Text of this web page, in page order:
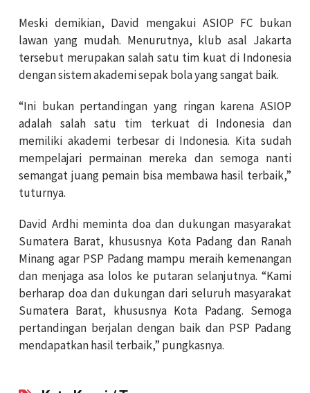
Meski demikian, David mengakui ASIOP FC bukan
lawan yang mudah. Menurutnya, klub asal Jakarta
tersebut merupakan salah satu tim kuat di Indonesia
dengan sistem akademi sepak bola yang sangat baik.
“Ini bukan pertandingan yang ringan karena ASIOP
adalah salah satu tim terkuat di Indonesia dan
memiliki akademi terbesar di Indonesia. Kita sudah
mempelajari permainan mereka dan semoga nanti
semangat juang pemain bisa membawa hasil terbaik,”
tuturnya.
David Ardhi meminta doa dan dukungan masyarakat
Sumatera Barat, khususnya Kota Padang dan Ranah
Minang agar PSP Padang mampu meraih kemenangan
dan menjaga asa lolos ke putaran selanjutnya. “Kami
berharap doa dan dukungan dari seluruh masyarakat
Sumatera Barat, khususnya Kota Padang. Semoga
pertandingan berjalan dengan baik dan PSP Padang
mendapatkan hasil terbaik,” pungkasnya.